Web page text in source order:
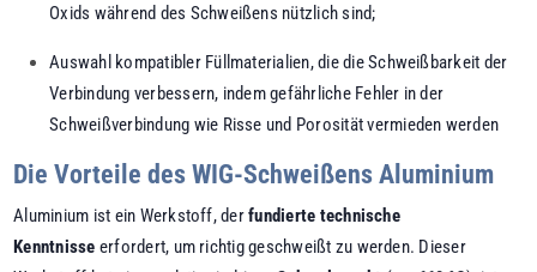
Oxids während des Schweißens nützlich sind;
Auswahl kompatibler Füllmaterialien, die die Schweißbarkeit der
Verbindung verbessern, indem gefährliche Fehler in der
Schweißverbindung wie Risse und Porosität vermieden werden
Die Vorteile des WIG-Schweißens Aluminium
Aluminium ist ein Werkstoff, derfundierte technische
Kenntnisse erfordert, um richtig geschweißt zu werden. Dieser